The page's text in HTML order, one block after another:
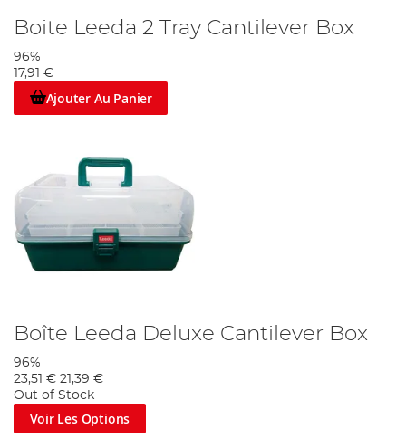
Boite Leeda 2 Tray Cantilever Box
96%
17,91 €
Ajouter Au Panier
Boîte Leeda Deluxe Cantilever Box
96%
23,51 € 21,39 €
Out of Stock
Voir Les Options